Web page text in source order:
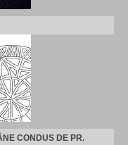
CONDUS DE PR.